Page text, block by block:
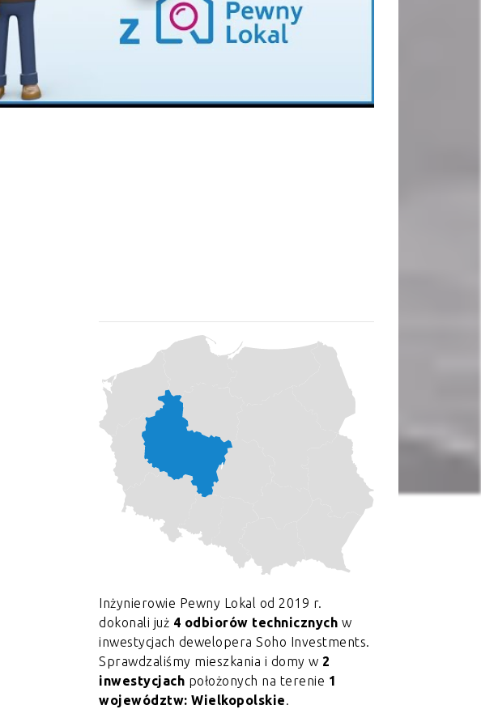
Inżynierowie Pewny Lokal od 2019 r.
dokonali już 4 odbiorów technicznych w
inwestycjach dewelopera Soho Investments.
Sprawdzaliśmy mieszkania i domy w 2
inwestycjach położonych na terenie 1
województw: Wielkopolskie.